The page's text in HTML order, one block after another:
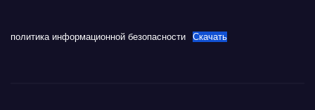
политика информационной безопасности Скачать